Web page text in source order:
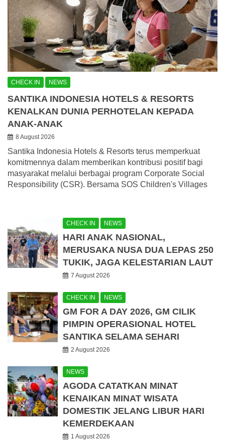
CHECK IN NEWS
SANTIKA INDONESIA HOTELS & RESORTS
KENALKAN DUNIA PERHOTELAN KEPADA
ANAK-ANAK
8 August 2026
Santika Indonesia Hotels & Resorts terus memperkuat
komitmennya dalam memberikan kontribusi positif bagi
masyarakat melalui berbagai program Corporate Social
Responsibility (CSR). Bersama SOS Children's Villages
CHECK IN NEWS
HARI ANAK NASIONAL,
MERUSAKA NUSA DUA LEPAS 250
TUKIK, JAGA KELESTARIAN LAUT
7 August 2026
CHECK IN NEWS
GM FOR A DAY 2026, GM CILIK
PIMPIN OPERASIONAL HOTEL
SANTIKA SELAMA SEHARI
2 August 2026
NEWS
AGODA CATATKAN MINAT
KENAIKAN MINAT WISATA
DOMESTIK JELANG LIBUR HARI
KEMERDEKAAN
1 August 2026